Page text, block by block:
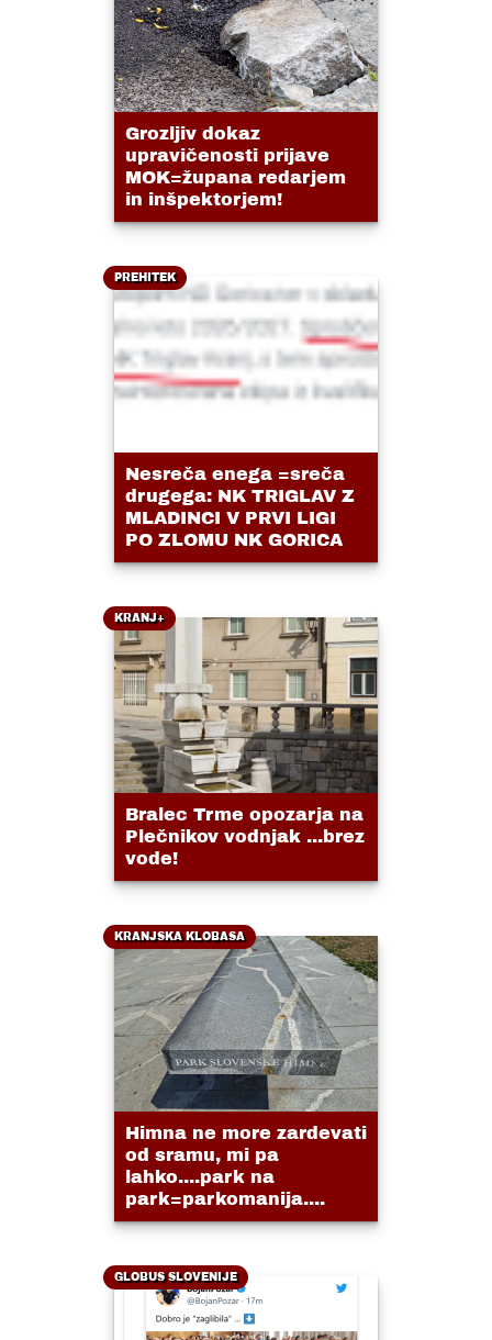
Grozljiv dokaz
upravičenosti prijave
MOK=župana redarjem
in inšpektorjem!
PREHITEK
Nesreča enega =sreča
drugega: NK TRIGLAV Z
MLADINCI V PRVI LIGI
PO ZLOMU NK GORICA
KRANJ+
Bralec Trme opozarja na
Plečnikov vodnjak ...brez
vode!
KRANJSKA KLOBASA
Himna ne more zardevati
od sramu, mi pa
lahko....park na
park=parkomanija....
GLOBUS SLOVENIJE